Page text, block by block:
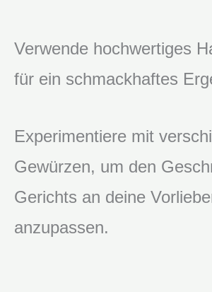
Verwende hochwertiges
für ein schmackhaftes
Experimentiere mit
Gewürzen, um den
Gerichts an deine
anzupassen.